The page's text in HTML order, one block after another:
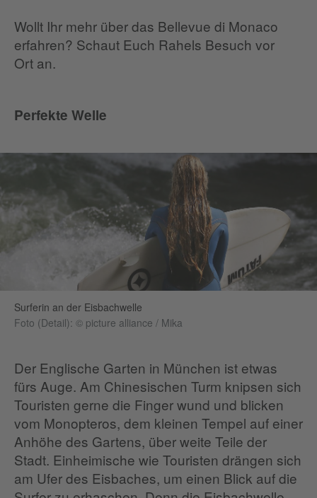
Wollt Ihr mehr über das Bellevue di Monaco
erfahren? Schaut Euch Rahels Besuch vor
Ort an.
Perfekte Welle
Surferin an der Eisbachwelle
Foto (Detail): © picture alliance / Mika
Der Englische Garten in München ist etwas
fürs Auge. Am Chinesischen Turm knipsen sich
Touristen gerne die Finger wund und blicken
vom Monopteros, dem kleinen Tempel auf einer
Anhöhe des Gartens, über weite Teile der
Stadt. Einheimische wie Touristen drängen sich
am Ufer des Eisbaches, um einen Blick auf die